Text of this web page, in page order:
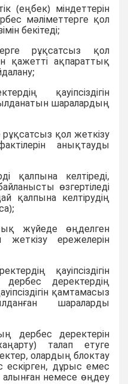
(еңбек) міндеттерін
мәліметтерге қол
бекітеді;
рұқсатсыз қол
қажетті ақпараттық
қауіпсіздігін
шаралардың
қол жеткізу
анықтауды
қалпына келтіреді,
өзгертіледі
қалпына келтірудің
жүйеде өңделген
ережелерін
қауіпсіздігін
деректердің
қамтамасыз
шараларды
дербес деректерін
талап етуге
олардың блоктау
дұрыс емес
немесе өңдеу